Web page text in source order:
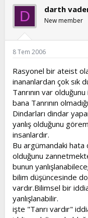
b
u
y
u
b
a
l
t
a
n
a
n
ı
a
i
h
i
D darth
New member
8 Tem 2006
Rasyonel bir ateist
inananlardan çok sık
Tanrının var
bana Tanrının
Dindarları dindar
yanlış olduğunu
insanlardır.
Bu argümandaki hata
olduğunu
bunun
bilim düşüncesinde
vardır.Bilimsel bir
yanlışlanabilir.
işte "Tanrı vardır"